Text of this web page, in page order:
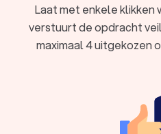
Ongedierte verdelgen:Bij
een verdelger intensieve
ongedierte uit te roeien,
hittebehandeling.
huis waardoor ongedierte
voedselbronnen en
adviseert over
Laat met enkele klikken
verstuurt de opdracht
maximaal 4 uitgekozen